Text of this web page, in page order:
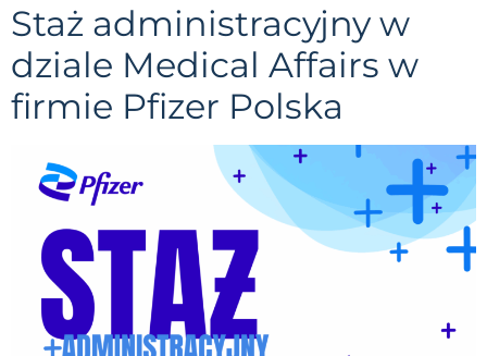
Staż administracyjny w
dziale Medical Affairs w
firmie Pfizer Polska